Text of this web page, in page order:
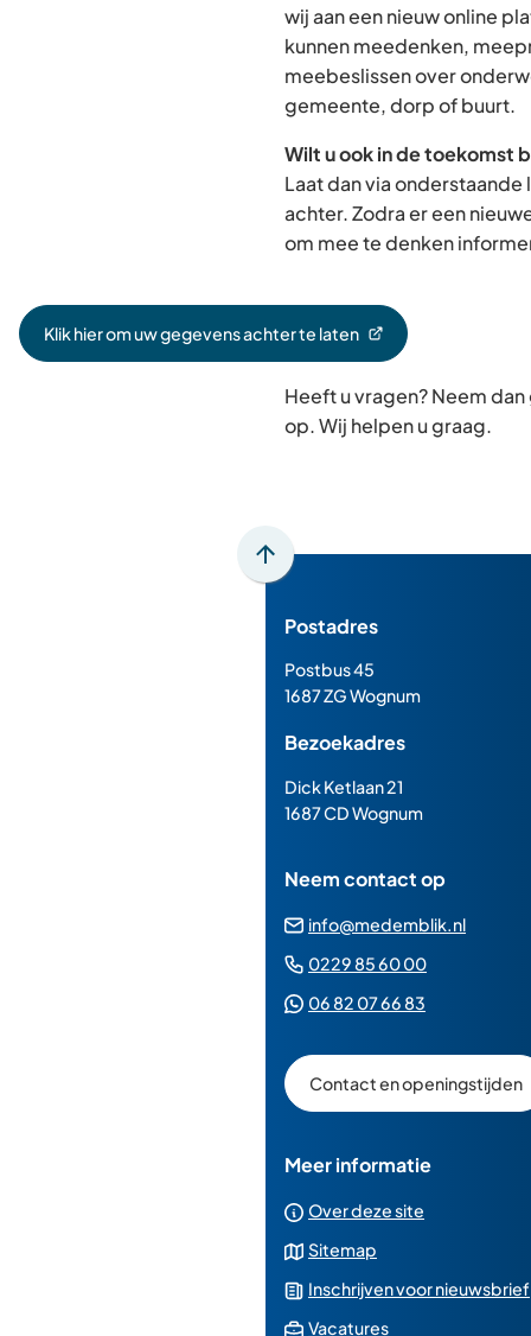
wij aan een nieuw online
kunnen meedenken,
meebeslissen over
gemeente, dorp of buurt.
Wilt u ook in de toekomst
Laat dan via
achter. Zodra er een
om mee te denken
Klik hier om uw gegevens achter te laten
(Verwijst
Heeft u vragen? Neem
op. Wij helpen u graag.
Scroll
boven
het
van
de
paginainhoud
Postadres
Postbus 45
1687 ZG Wognum
Bezoekadres
Dick Ketlaan 21
1687 CD Wognum
Neem contact op
info@medemblik.nl
0229 85 60 00(Verwijst
06 82 07 66 83
een
Whatsapp
Contact en openingstijden
Meer informatie
Over deze site
Sitemap
Inschrijven voor nieuwsbrief
Vacatures(Verwijst